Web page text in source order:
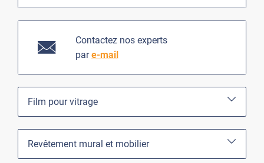
Contactez nos experts
pare-mail
Film pour vitrage
Revêtement mural et mobilier